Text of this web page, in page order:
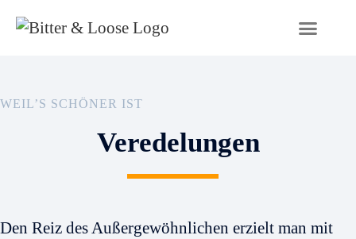
WEIL’S SCHÖNER IST
Veredelungen
Den Reiz des Außergewöhnlichen erzielt man mit